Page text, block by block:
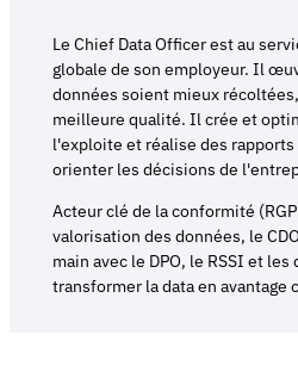
Le Chief Data Officer est au
globale de son employeur. Il
données soient mieux
meilleure qualité. Il crée et
l'exploite et réalise des
orienter les décisions de
Acteur clé de la conformité
valorisation des données, le
main avec le DPO, le RSSI et
transformer la data en avantage